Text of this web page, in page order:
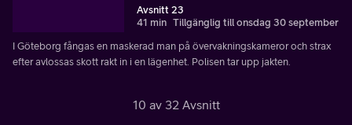
Avsnitt 23
41 min Tillgänglig till onsdag 30 september
I Göteborg fångas en maskerad man på övervakningskameror och strax
efter avlossas skott rakt in i en lägenhet. Polisen tar upp jakten.
10 av 32 Avsnitt